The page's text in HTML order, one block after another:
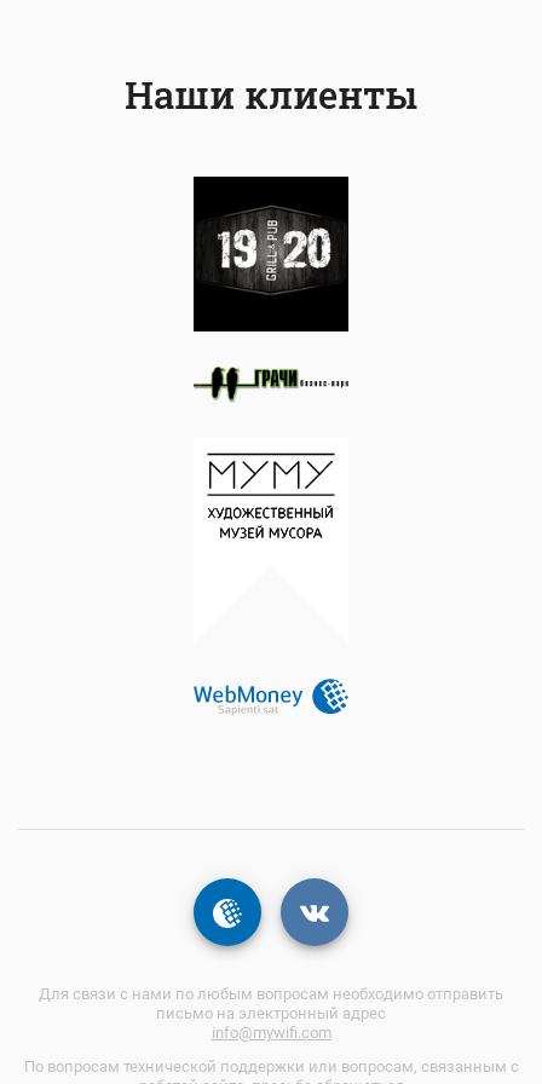
Наши клиенты
Для связи с нами по любым вопросам необходимо отправить
письмо на электронный адрес
info@mywifi.com
По вопросам технической поддержки или вопросам, связанным с